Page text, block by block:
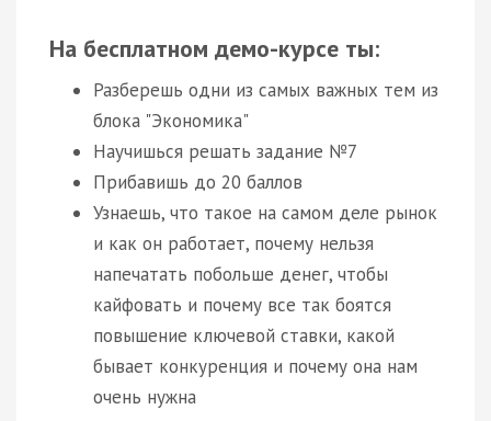
На бесплатном демо-курсе ты:
Разберешь одни из самых важных тем из
блока "Экономика"
Научишься решать задание №7
Прибавишь до 20 баллов
Узнаешь, что такое на самом деле рынок
и как он работает, почему нельзя
напечатать побольше денег, чтобы
кайфовать и почему все так боятся
повышение ключевой ставки, какой
бывает конкуренция и почему она нам
очень нужна